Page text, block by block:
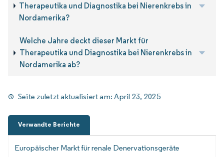
Therapeutika und Diagnostika bei Nierenkrebs in
Nordamerika?
Welche Jahre deckt dieser Markt für
Therapeutika und Diagnostika bei Nierenkrebs in
Nordamerika ab?
Seite zuletzt aktualisiert am:April 23, 2025
Verwandte Berichte
Europäischer Markt für renale Denervationsgeräte